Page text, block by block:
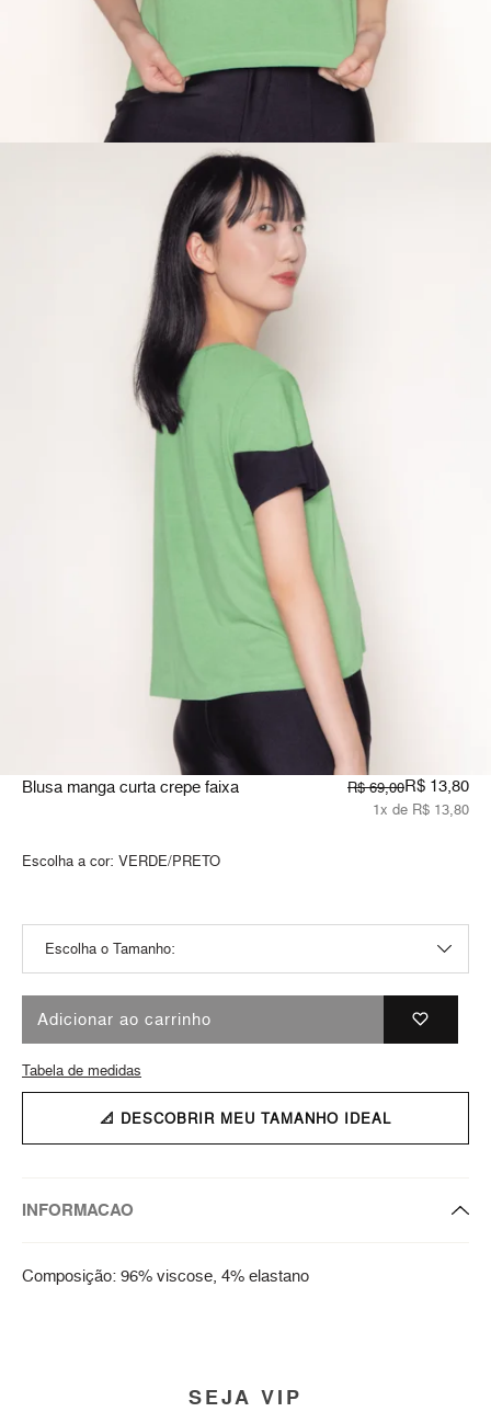
Blusa manga curta crepe faixa R$ 69,00R$ 13,80
1x de R$ 13,80
Escolha a cor: VERDE/PRETO
Adicionar ao carrinho
Tabela de medidas
📐 DESCOBRIR MEU TAMANHO IDEAL
INFORMACAO
Composição: 96% viscose, 4% elastano
SEJA VIP